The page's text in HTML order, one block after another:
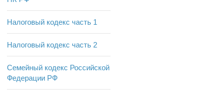
Налоговый кодекс часть 1
Налоговый кодекс часть 2
Семейный кодекс Российской
Федерации РФ